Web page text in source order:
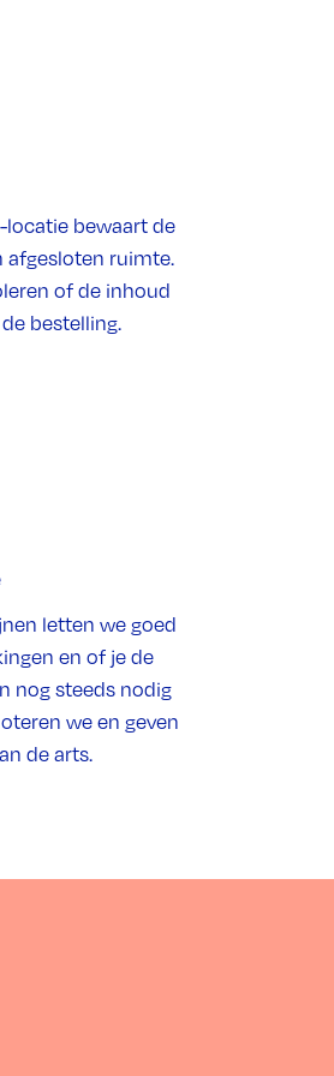
locatie bewaart de
afgesloten ruimte.
of de inhoud
bestelling.
letten we goed
en of je de
nog steeds nodig
we en geven
de arts.